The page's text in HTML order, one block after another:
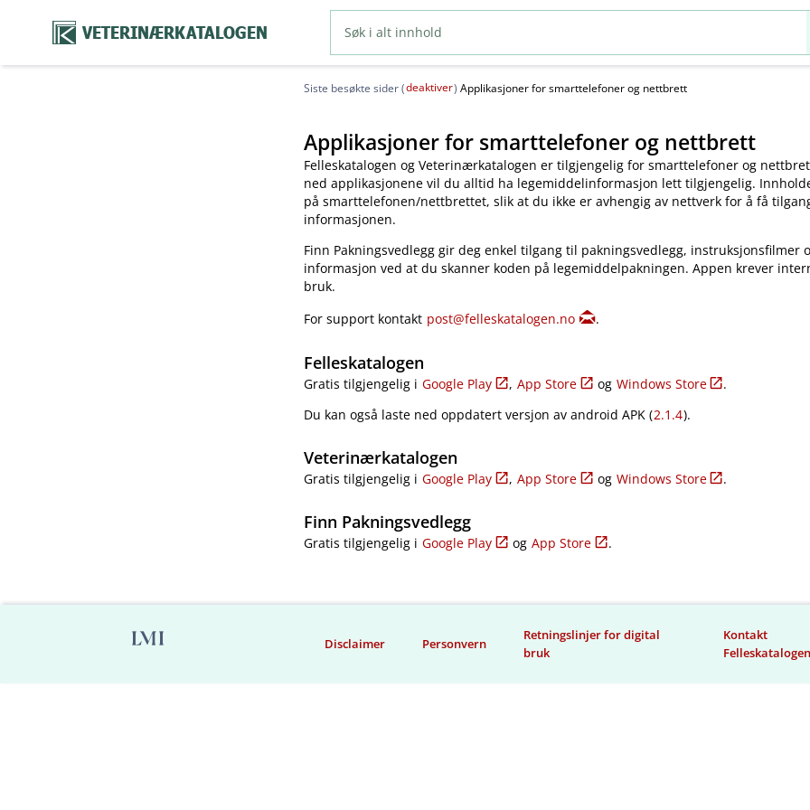
VETERINÆRKATALOGEN
Siste besøkte sider (deaktiver) Applikasjoner for smarttelefoner og nettbrett
Applikasjoner for smarttelefoner og nettbrett
Felleskatalogen og Veterinærkatalogen er tilgjengelig for smarttelefoner og
ned applikasjonene vil du alltid ha legemiddelinformasjon lett tilgjengelig.
på smarttelefonen​/​nettbrettet, slik at du ikke er avhengig av nettverk for å få
informasjonen.
Finn Pakningsvedlegg gir deg enkel tilgang til pakningsvedlegg, instruksjonsfilmer
informasjon ved at du skanner koden på legemiddelpakningen. Appen krever
bruk.
For support kontakt post@felleskatalogen.no .
Felleskatalogen
Gratis tilgjengelig i Google Play , App Store og Windows Store
.
Du kan også laste ned oppdatert versjon av android APK (2.1.4).
Veterinærkatalogen
Gratis tilgjengelig i Google Play , App Store og Windows Store .
Finn Pakningsvedlegg
Gratis tilgjengelig i Google Play og App Store .
Disclaimer Personvern
Retningslinjer for digital
bruk
Kontakt
Felleskatalogen